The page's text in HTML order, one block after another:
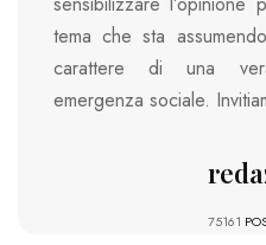
tema che sta
carattere di una
emergenza sociale.
75161